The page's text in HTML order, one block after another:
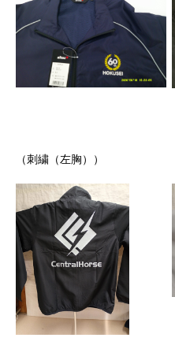
（刺繍（左胸））